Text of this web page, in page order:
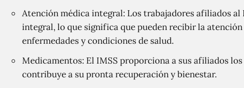
Atención médica integral: Los trabajadores afiliados
integral, lo que significa que pueden recibir la
enfermedades y condiciones de salud.
Medicamentos: El IMSS proporciona a sus afiliados
contribuye a su pronta recuperación y bienestar.